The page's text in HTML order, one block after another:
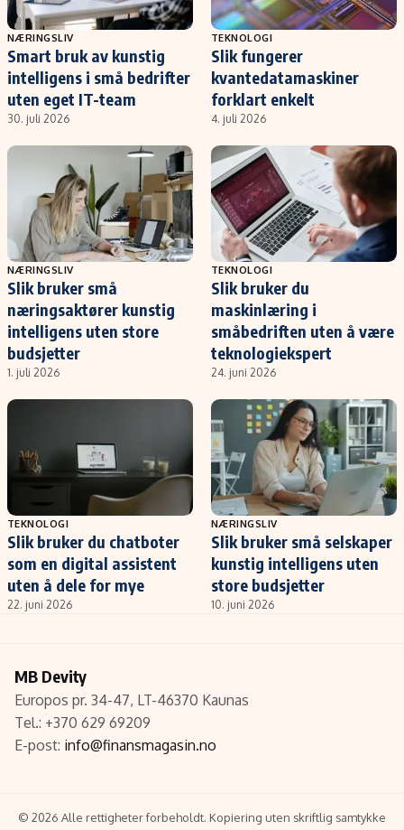
NÆRINGSLIV
Smart bruk av kunstig
intelligens i små bedrifter
uten eget IT-team
30. juli 2026
TEKNOLOGI
Slik fungerer
kvantedatamaskiner
forklart enkelt
4. juli 2026
NÆRINGSLIV
Slik bruker små
næringsaktører kunstig
intelligens uten store
budsjetter
1. juli 2026
TEKNOLOGI
Slik bruker du
maskinlæring i
småbedriften uten å være
teknologiekspert
24. juni 2026
TEKNOLOGI
Slik bruker du chatboter
som en digital assistent
uten å dele for mye
22. juni 2026
NÆRINGSLIV
Slik bruker små selskaper
kunstig intelligens uten
store budsjetter
10. juni 2026
MB Devity
Europos pr. 34-47, LT-46370 Kaunas
Tel.: +370 629 69209
E-post: info@finansmagasin.no
© 2026 Alle rettigheter forbeholdt. Kopiering uten skriftlig samtykke